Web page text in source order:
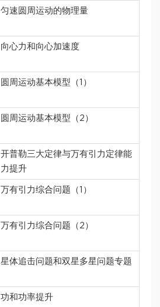
匀速圆周运动的物理量
向心力和向心加速度
圆周运动基本模型（1）
圆周运动基本模型（2）
开普勒三大定律与万有引力定律能
力提升
万有引力综合问题（1）
万有引力综合问题（2）
星体追击问题和双星多星问题专题
功和功率提升